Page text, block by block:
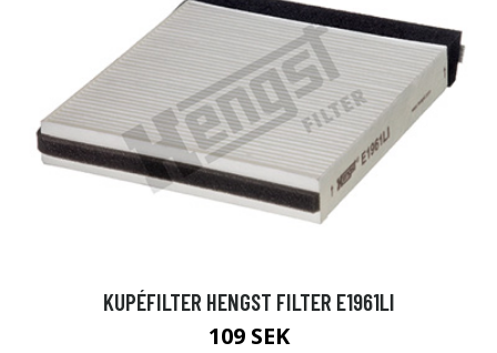
KUPÉFILTER HENGST FILTER E1961LI
109 SEK